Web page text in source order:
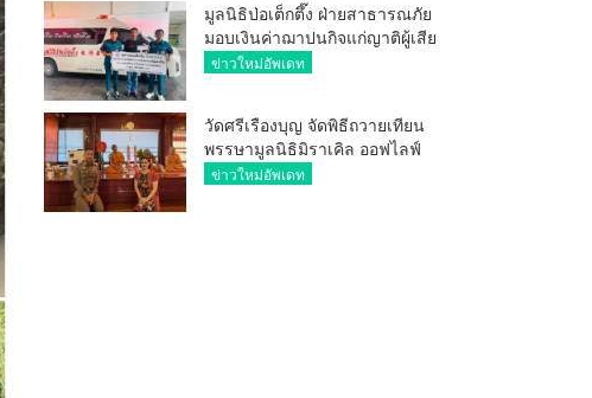
มูลนิธิป่อเต็กตึ๊ง ฝ่ายสาธารณภัย
มอบเงินค่าฌาปนกิจแก่ญาติผู้เสีย
ชีวิต จากเหตุเพลิงไหม้ โรงเบียร์ ณ
ข่าวใหม่อัพเดท
วัดศรีเรืองบุญ จัดพิธีถวายเทียน
พรรษามูลนิธิมิราเคิล ออฟไลฟ์
ประจำปี 2569 พล.ต.ต.ศิริวัฒน์
ข่าวใหม่อัพเดท